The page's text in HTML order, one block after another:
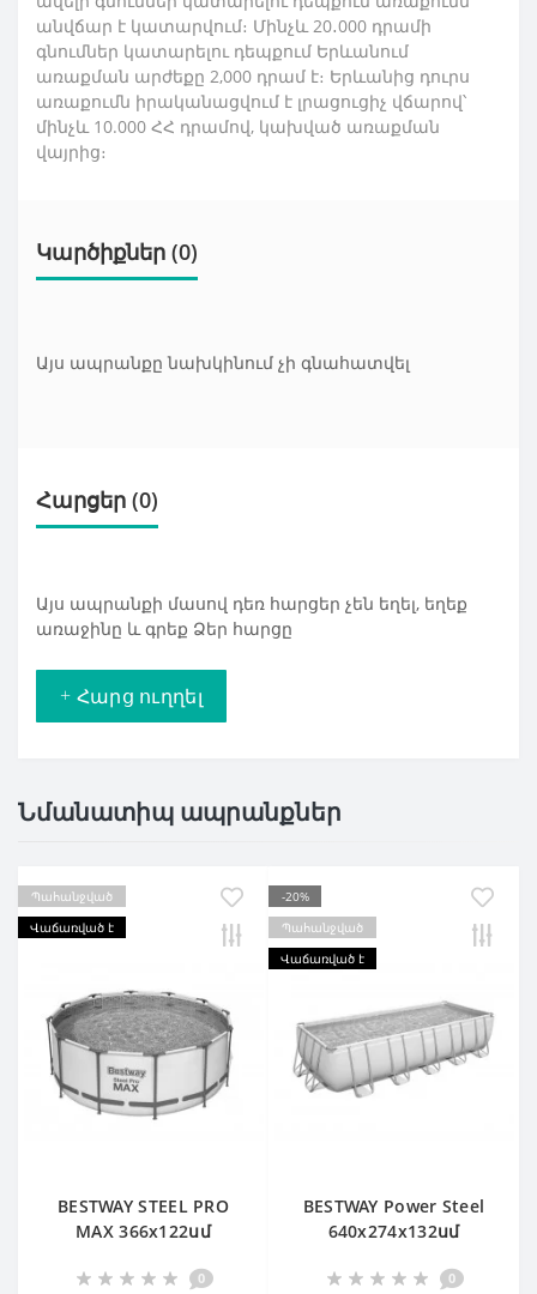
անվճար է կատարվում։ Մինչև 20․000 դրամի
գնումներ կատարելու դեպքում Երևանում
առաքման արժեքը 2,000 դրամ է։ Երևանից դուրս
առաքումն իրականացվում է լրացուցիչ վճարով՝
մինչև 10.000 ՀՀ դրամով, կախված առաքման
վայրից։
Կարծիքներ (0)
Այս ապրանքը նախկինում չի գնահատվել
Հարցեր (0)
Այս ապրանքի մասով դեռ հարցեր չեն եղել, եղեք
առաջինը և գրեք Ձեր հարցը
+ Հարց ուղղել
Նմանատիպ ապրանքներ
Պահանջված
Վաճառված է
BESTWAY STEEL PRO
MAX 366х122սմ
0
-20%
Պահանջված
Վաճառված է
BESTWAY Power Steel
640х274х132սմ
0